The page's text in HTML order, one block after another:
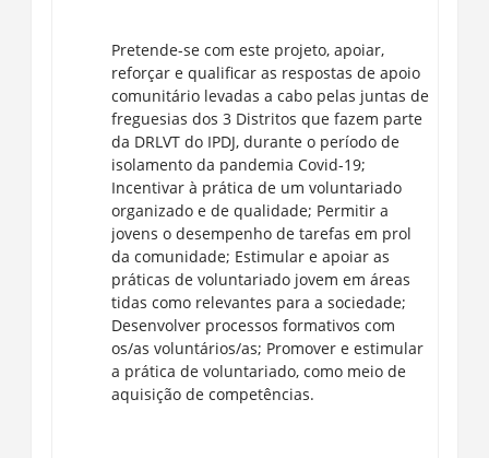
Pretende-se com este projeto, apoiar,
reforçar e qualificar as respostas de apoio
comunitário levadas a cabo pelas juntas de
freguesias dos 3 Distritos que fazem parte
da DRLVT do IPDJ, durante o período de
isolamento da pandemia Covid-19;
Incentivar à prática de um voluntariado
organizado e de qualidade; Permitir a
jovens o desempenho de tarefas em prol
da comunidade; Estimular e apoiar as
práticas de voluntariado jovem em áreas
tidas como relevantes para a sociedade;
Desenvolver processos formativos com
os/as voluntários/as; Promover e estimular
a prática de voluntariado, como meio de
aquisição de competências.